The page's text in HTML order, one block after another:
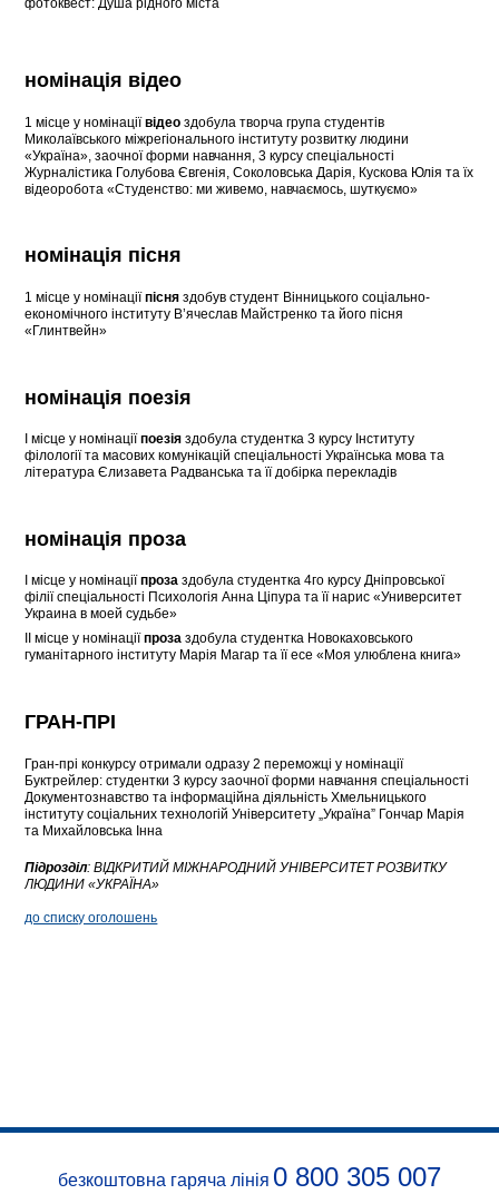
фотоквест: Душа рідного міста
номінація відео
1 місце у номінаціївідео здобула творча група студентів
Миколаївського міжрегіонального інституту розвитку людини
«Україна», заочної форми навчання, 3 курсу спеціальності
Журналістика Голубова Євгенія, Соколовська Дарія, Кускова Юлія та їх
відеоробота «Студенство: ми живемо, навчаємось, шуткуємо»
номінація пісня
1 місце у номінаціїпісняздобув студент Вінницького соціально-
економічного інституту В’ячеслав Майстренко та його пісня
«Глинтвейн»
номінація поезія
І місце у номінаціїпоезія здобула студентка 3 курсу Інституту
філології та масових комунікацій спеціальності Українська мова та
література Єлизавета Радванська та її добірка перекладів
номінація проза
І місце у номінаціїпроза здобула студентка 4го курсу Дніпровської
філії спеціальності Психологія Анна Ціпура та її нарис «Университет
Украина в моей судьбе»
ІІ місце у номінаціїпроза здобула студентка Новокаховського
гуманітарного інституту Марія Магар та її есе «Моя улюблена книга»
ГРАН-ПРІ
Гран-прі конкурсу отримали одразу 2 переможці у номінації
Буктрейлер: cтудентки 3 курсу заочної форми навчання спеціальності
Документознавство та інформаційна діяльність Хмельницького
інституту соціальних технологій Університету „Україна” Гончар Марія
та Михайловська Інна
Підрозділ:ВІДКРИТИЙ МІЖНАРОДНИЙ УНІВЕРСИТЕТ РОЗВИТКУ
ЛЮДИНИ «УКРАЇНА»
до списку оголошень
безкоштовна гаряча лінія 0 800 305 007